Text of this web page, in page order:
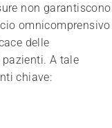
non garantiscono
omnicomprensivo
delle
A tale
chiave: